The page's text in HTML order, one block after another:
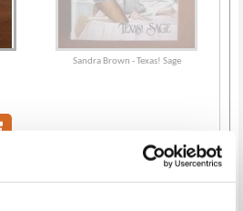
Sandra Brown - Texas! Sage